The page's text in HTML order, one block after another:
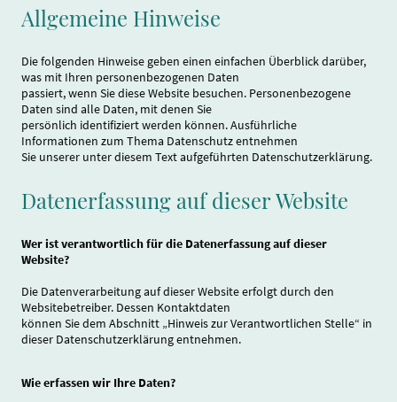
Allgemeine Hinweise
Die folgenden Hinweise geben einen einfachen Überblick darüber,
was mit Ihren personenbezogenen Daten
passiert, wenn Sie diese Website besuchen. Personenbezogene
Daten sind alle Daten, mit denen Sie
persönlich identifiziert werden können. Ausführliche
Informationen zum Thema Datenschutz entnehmen
Sie unserer unter diesem Text aufgeführten Datenschutzerklärung.
Datenerfassung auf dieser Website
Wer ist verantwortlich für die Datenerfassung auf dieser
Website?
Die Datenverarbeitung auf dieser Website erfolgt durch den
Websitebetreiber. Dessen Kontaktdaten
können Sie dem Abschnitt „Hinweis zur Verantwortlichen Stelle“ in
dieser Datenschutzerklärung entnehmen.
Wie erfassen wir Ihre Daten?